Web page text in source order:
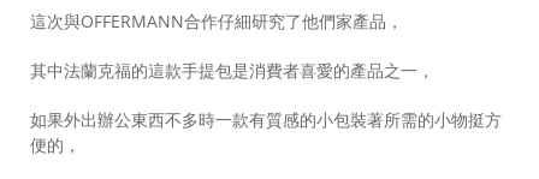
這次與OFFERMANN合作仔細研究了他們家產品，
其中法蘭克福的這款手提包是消費者喜愛的產品之一，
如果外出辦公東西不多時一款有質感的小包裝著所需的小物挺方
便的，